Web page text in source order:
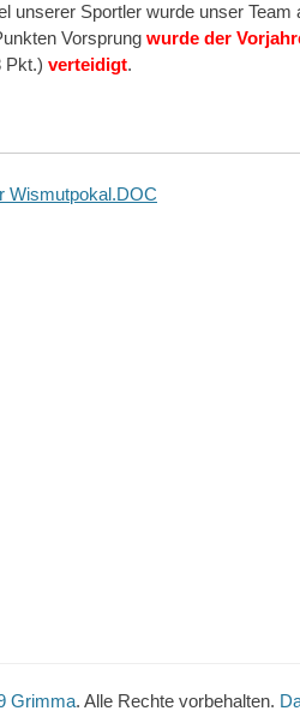
unserer Sportler wurde unser
Vorsprung wurde der
Pkt.) verteidigt.
Wismutpokal.DOC
Grimma. Alle Rechte vorbehalten.